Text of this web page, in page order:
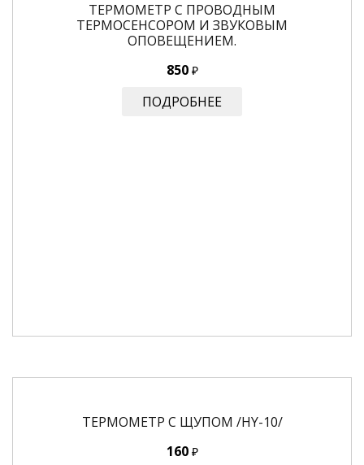
ТЕРМОМЕТР С ПРОВОДНЫМ
ТЕРМОСЕНСОРОМ И ЗВУКОВЫМ
ОПОВЕЩЕНИЕМ.
850 ₽
ПОДРОБНЕЕ
ТЕРМОМЕТР С ЩУПОМ /HY-10/
160 ₽